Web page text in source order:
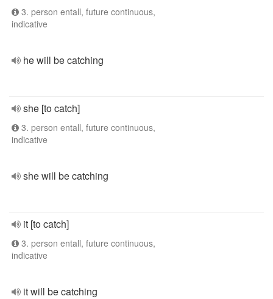
3. person entall, future continuous,
indicative
he will be catching
she [to catch]
3. person entall, future continuous,
indicative
she will be catching
it [to catch]
3. person entall, future continuous,
indicative
it will be catching